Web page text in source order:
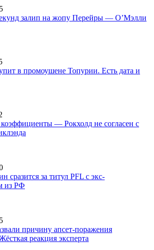
залип на жопу Перейры — О’Мэлли
в промоушене Топурии. Есть дата и
— Рокхолд не согласен с
сразится за титул PFL с экс-
из РФ
причину апсет-поражения
реакция эксперта